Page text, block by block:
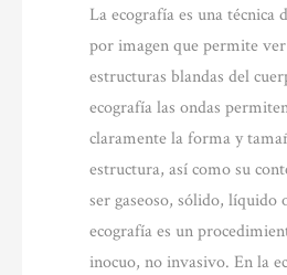
La ecografía es una técnica
por imagen que permite
estructuras blandas del
ecografía las ondas
claramente la forma y
estructura, así como su
ser gaseoso, sólido,
ecografía es un
inocuo, no invasivo. En la